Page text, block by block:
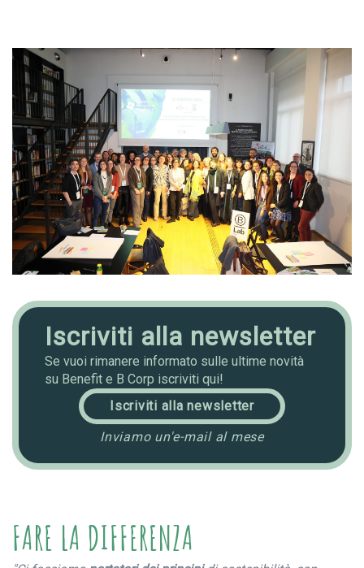
Iscriviti alla newsletter
Se vuoi rimanere informato sulle ultime novità
su Benefit e B Corp iscriviti qui!
Iscriviti alla newsletter
Inviamo un'e-mail al mese
FARE LA DIFFERENZA